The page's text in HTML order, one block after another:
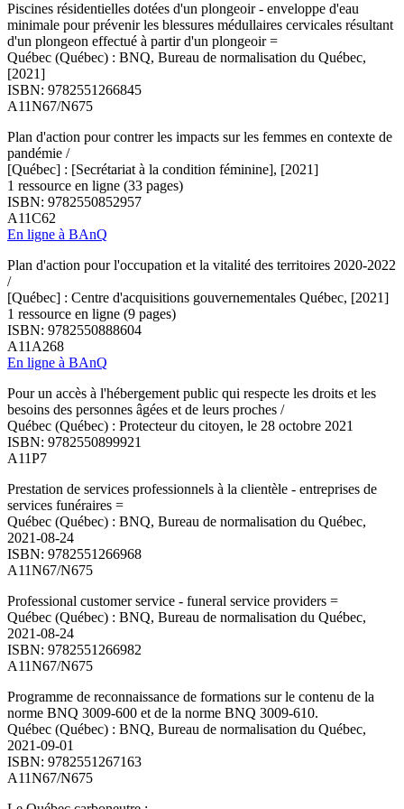
Piscines résidentielles dotées d'un plongeoir - enveloppe d'eau
minimale pour prévenir les blessures médullaires cervicales résultant
d'un plongeon effectué à partir d'un plongeoir =
Québec (Québec) : BNQ, Bureau de normalisation du Québec,
[2021]
ISBN: 9782551266845
A11N67/N675
Plan d'action pour contrer les impacts sur les femmes en contexte de
pandémie /
[Québec] : [Secrétariat à la condition féminine], [2021]
1 ressource en ligne (33 pages)
ISBN: 9782550852957
A11C62
En ligne à BAnQ
Plan d'action pour l'occupation et la vitalité des territoires 2020-2022
/
[Québec] : Centre d'acquisitions gouvernementales Québec, [2021]
1 ressource en ligne (9 pages)
ISBN: 9782550888604
A11A268
En ligne à BAnQ
Pour un accès à l'hébergement public qui respecte les droits et les
besoins des personnes âgées et de leurs proches /
Québec (Québec) : Protecteur du citoyen, le 28 octobre 2021
ISBN: 9782550899921
A11P7
Prestation de services professionnels à la clientèle - entreprises de
services funéraires =
Québec (Québec) : BNQ, Bureau de normalisation du Québec,
2021-08-24
ISBN: 9782551266968
A11N67/N675
Professional customer service - funeral service providers =
Québec (Québec) : BNQ, Bureau de normalisation du Québec,
2021-08-24
ISBN: 9782551266982
A11N67/N675
Programme de reconnaissance de formations sur le contenu de la
norme BNQ 3009-600 et de la norme BNQ 3009-610.
Québec (Québec) : BNQ, Bureau de normalisation du Québec,
2021-09-01
ISBN: 9782551267163
A11N67/N675